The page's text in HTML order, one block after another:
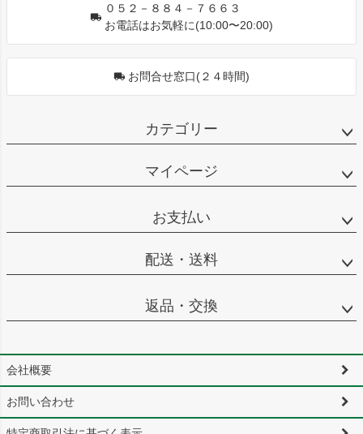
０５２－８８４－７６６３
お電話はお気軽に(10:00〜20:00)
お問合せ窓口(２４時間)
カテゴリー
マイページ
お支払い
配送・送料
返品・交換
会社概要
お問い合わせ